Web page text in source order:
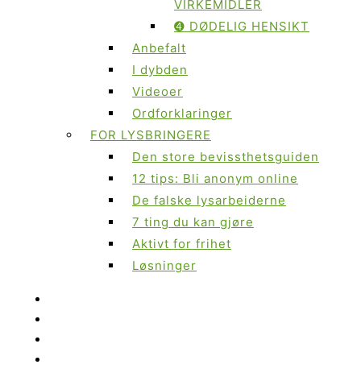
VIRKEMIDLER
➍ DØDELIG HENSIKT
Anbefalt
I dybden
Videoer
Ordforklaringer
FOR LYSBRINGERE
Den store bevissthetsguiden
12 tips: Bli anonym online
De falske lysarbeiderne
7 ting du kan gjøre
Aktivt for frihet
Løsninger